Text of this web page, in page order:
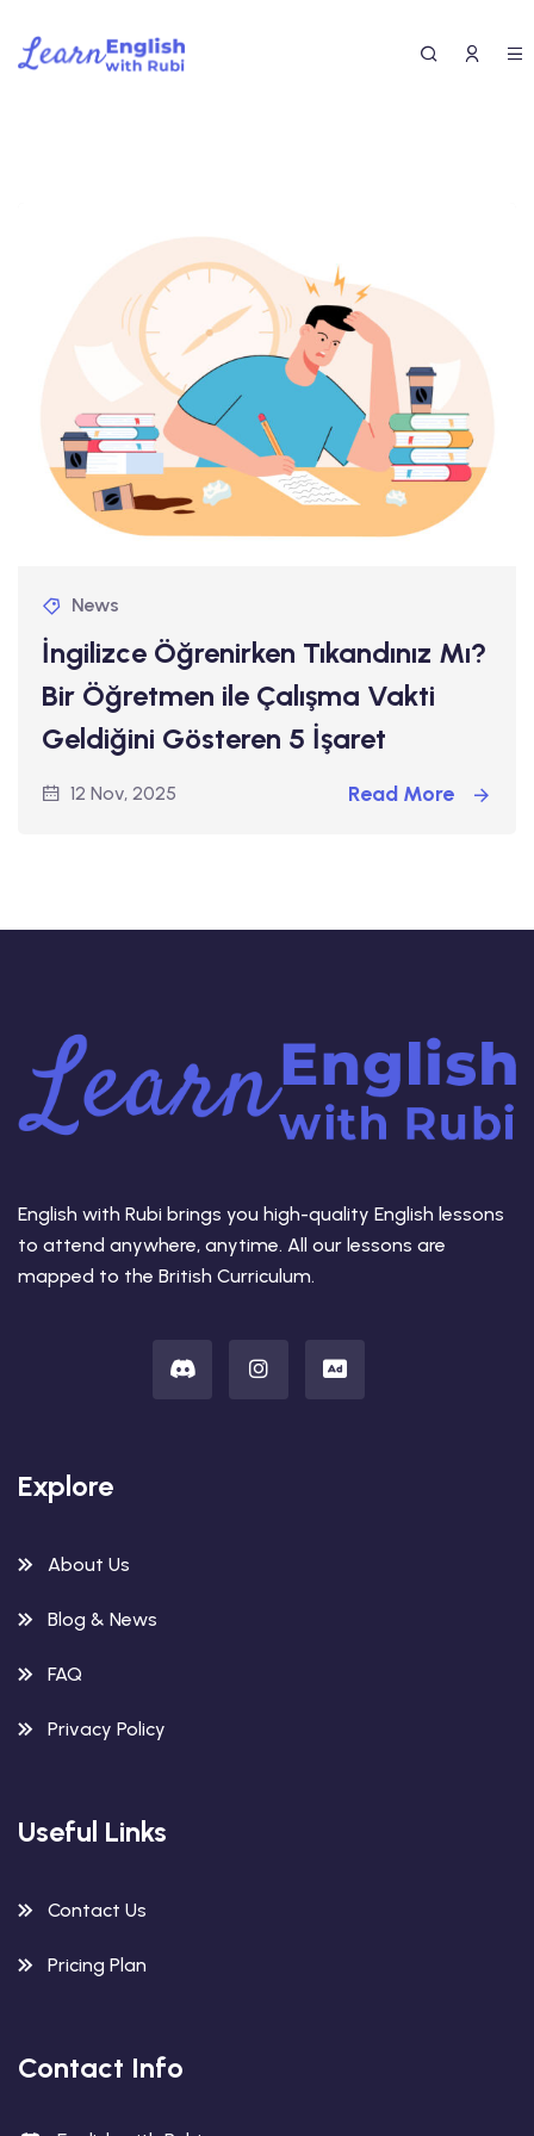
News
İngilizce Öğrenirken Tıkandınız Mı?
Bir Öğretmen ile Çalışma Vakti
Geldiğini Gösteren 5 İşaret
12 Nov, 2025 Read More
English with Rubi brings you high-quality English lessons
to attend anywhere, anytime. All our lessons are
mapped to the British Curriculum.
Explore
About Us
Blog & News
FAQ
Privacy Policy
Useful Links
Contact Us
Pricing Plan
Contact Info